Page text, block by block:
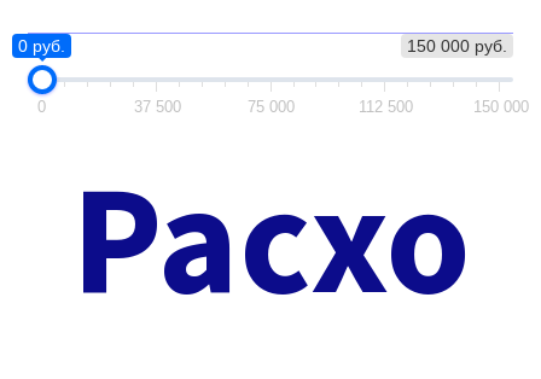
150 000 руб.
0 руб.
0 37 500 75 000 112 500 150 000
Расхо